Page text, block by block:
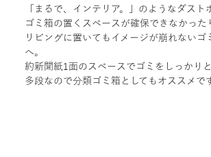
「まるで、インテリア。」のようなダスト
ゴミ箱の置くスペースが確保できなかった
リビングに置いてもイメージが崩れないゴ
へ。
約新聞紙1面のスペースでゴミをしっかり
多段なので分類ゴミ箱としてもオススメで